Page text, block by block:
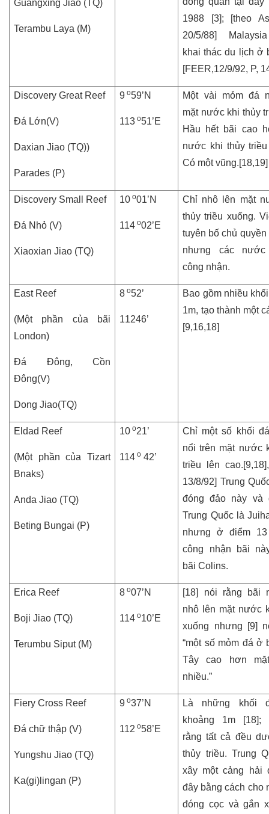
Guangxing Jiao (TQ)
Terambu Laya (M)
1988 [3]; [theo
20/5/88]
khai thác du lịch ở
[FEER,12/9/92, P,
Discovery Great Reef
Đá Lớn(V)
Daxian Jiao (TQ))
Parades (P)
9 o59’N
113 o51’E
Một vài mỏm đá
mặt nước khi thủy
Hầu hết bãi cao
nước khi thủy triều
Có một vũng.[18,19]
Discovery Small Reef
Đá Nhỏ (V)
Xiaoxian Jiao (TQ)
10 o01’N
114 o02’E
Chỉ nhô lên mặt
thủy triều xuống.
tuyên bố chủ quyền
nhưng các nước
công nhận.
East Reef
(Một phần của bãi
London)
Đá Đông, Cồn
Đông(V)
Dong Jiao(TQ)
8 o52’
11246’
Bao gồm nhiều
1m, tạo thành một
[9,16,18]
Eldad Reef
(Một phần của Tizart
Bnaks)
Anda Jiao (TQ)
Beting Bungai (P)
10 o21’
114 o 42’
Chỉ một số khối
nổi trên mặt nước
triều lên
13/8/92] Trung
đóng đảo này và
Trung Quốc là
nhưng ở điểm
công nhận bãi
bãi Colins.
Erica Reef
Boji Jiao (TQ)
Terumbu Siput (M)
8 o07’N
114 o10’E
[18] nói rằng bãi
nhô lên mặt nước
xuống nhưng [9]
“một số mỏm đá ở
Tây cao hơn
nhiều.”
Fiery Cross Reef
Đá chữ thập (V)
Yungshu Jiao (TQ)
Ka(gi)lingan (P)
9 o37’N
112 o58’E
Là những khối
khoảng 1m [18];
rằng tất cả đều
thủy triều. Trung
xây một cảng hải
đây bằng cách cho
đóng cọc và gắn